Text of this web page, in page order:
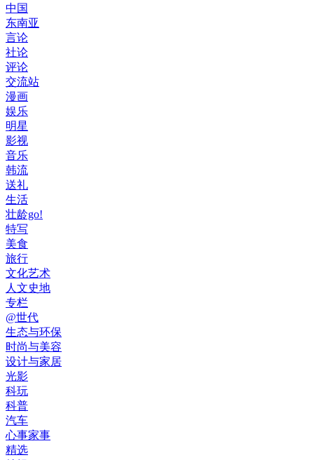
中国
东南亚
言论
社论
评论
交流站
漫画
娱乐
明星
影视
音乐
韩流
送礼
生活
壮龄go!
特写
美食
旅行
文化艺术
人文史地
专栏
@世代
生态与环保
时尚与美容
设计与家居
光影
科玩
科普
汽车
心事家事
精选